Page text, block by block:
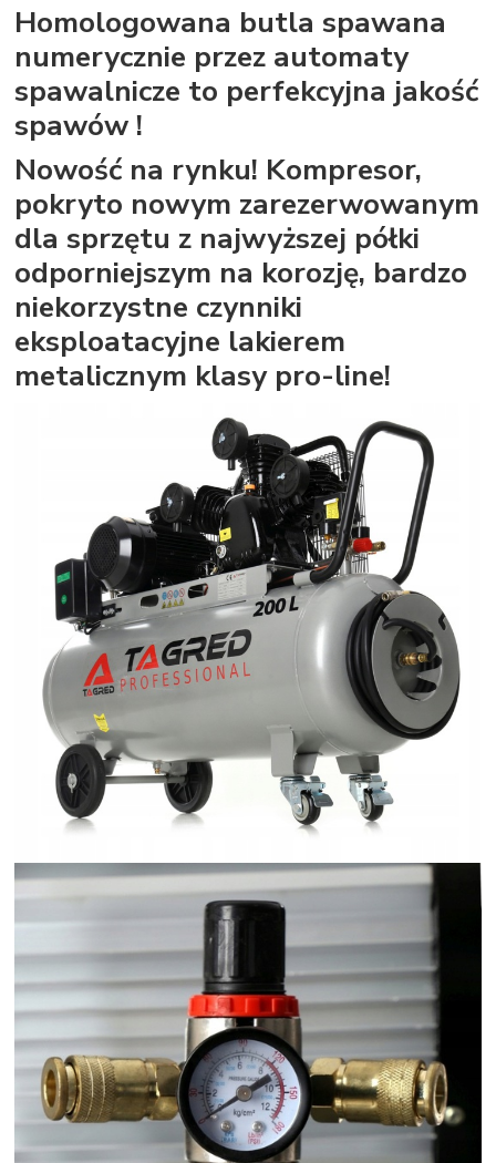
Homologowana butla spawana
numerycznie przez automaty
spawalnicze to perfekcyjna jakość
spawów !
Nowość na rynku! Kompresor,
pokryto nowym zarezerwowanym
dla sprzętu z najwyższej półki
odporniejszym na korozję, bardzo
niekorzystne czynniki
eksploatacyjne lakierem
metalicznym klasy pro-line!